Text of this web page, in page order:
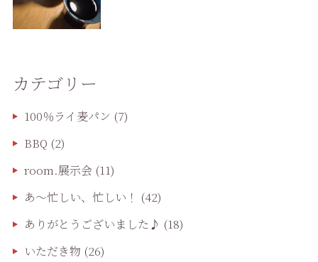
カテゴリー
100％ライ麦パン (7)
BBQ (2)
room.展示会(11)
あ〜忙しい、忙しい！ (42)
ありがとうございました♪ (18)
いただき物 (26)